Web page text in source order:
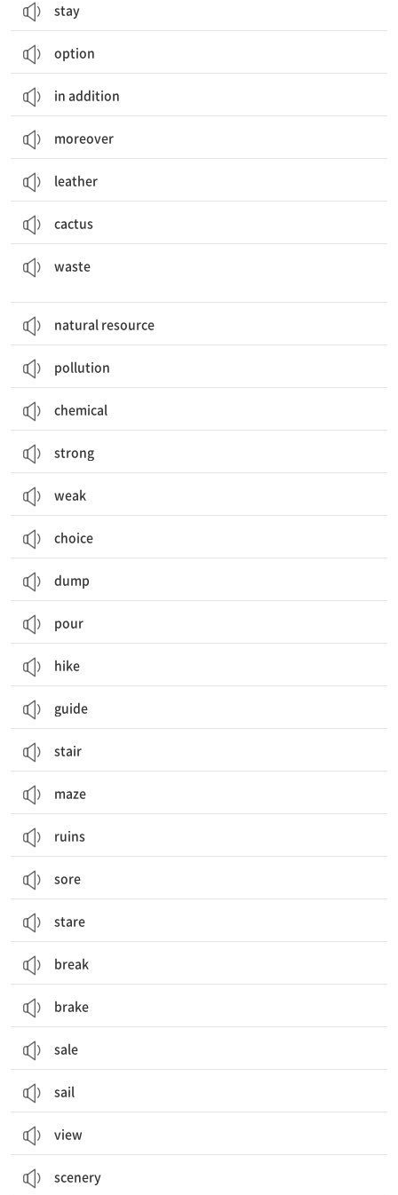
stay
option
in addition
moreover
leather
cactus
waste
natural resource
pollution
chemical
strong
weak
choice
dump
pour
hike
guide
stair
maze
ruins
sore
stare
break
brake
sale
sail
view
scenery